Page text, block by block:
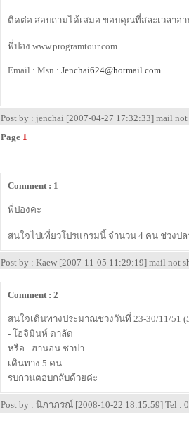
ติดต่อ สอบถามได้เสมอ ขอบคุณที่สละเวลาอ่
พี่ปอง www.programtour.com
Email : Msn : Jenchai624@hotmail.com
Post by : jenchai [2007-04-27 17:32:33] mail not
Page 1
Comment : 1
พี่ปองคะ
สนใจไปเที่ยวโปรแกรมนี้ จำนวน 4 คน ช่วง
Post by : Kaew [2007-11-05 11:29:19] mail not
Comment : 2
สนใจเดินทางประมาณช่วงวันที่ 23-30/11/51
- โฮจิมินห์ ดาลัด
หรือ - ฮานอน ซาปา
เดินทาง 5 คน
รบกวนตอบกลับด้วยค่ะ
Post by : นิภาภรณ์ [2008-10-22 18:15:59] Tel :